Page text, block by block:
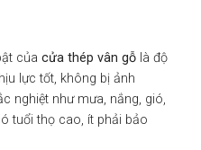
của cửa thép vân gỗ là độ
lực tốt, không bị ảnh
nghiệt như mưa, nắng, gió,
tuổi thọ cao, ít phải bảo